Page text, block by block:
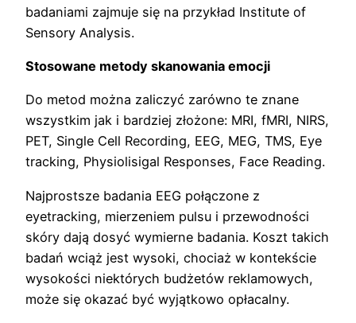
badaniami zajmuje się na przykład Institute of
Sensory Analysis.
Stosowane metody skanowania emocji
Do metod można zaliczyć zarówno te znane
wszystkim jak i bardziej złożone: MRI, fMRI, NIRS,
PET, Single Cell Recording, EEG, MEG, TMS, Eye
tracking, Physiolisigal Responses, Face Reading.
Najprostsze badania EEG połączone z
eyetracking, mierzeniem pulsu i przewodności
skóry dają dosyć wymierne badania. Koszt takich
badań wciąż jest wysoki, chociaż w kontekście
wysokości niektórych budżetów reklamowych,
może się okazać być wyjątkowo opłacalny.